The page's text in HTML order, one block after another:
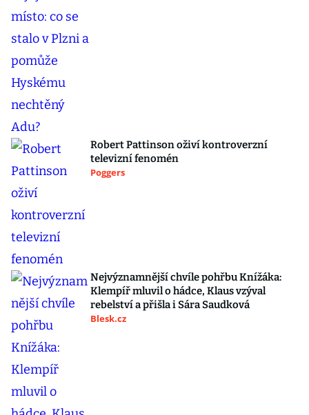
Robert Pattinson oživí kontroverzní
televizní fenomén
Poggers
Nejvýznamnější chvíle pohřbu Knížáka:
Klempíř mluvil o hádce, Klaus vzýval
rebelství a přišla i Sára Saudková
Blesk.cz